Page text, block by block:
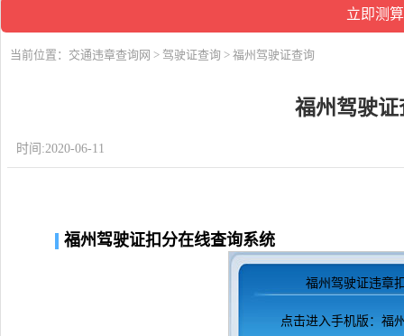
当前位置： 交通违章查询网 > 驾驶证查询 > 福州驾驶证查询
福州驾驶证
时间:2020-06-11
福州驾驶证扣分在线查询系统
福州驾驶证违章
点击进入手机版：福